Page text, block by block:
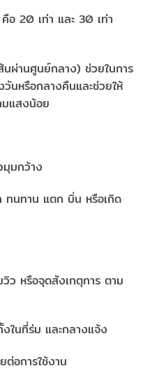
20 เท่า และ 30 เท่า
านศูนย์กลาง) ช่วยในการ
นหรือกลางคืนและช่วยให้
มแสงน้อย
มกว้าง
นทาน แตก บิ่น หรือเกิด
หรือจุดสังเกตุการ ตาม
นที่ร่ม และกลางแจ้ง
ต่อการใช้งาน